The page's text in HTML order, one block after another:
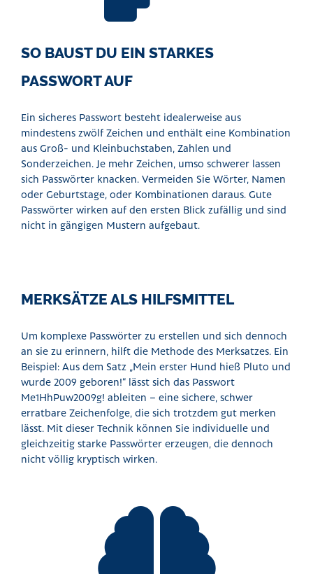
SO BAUST DU EIN STARKES
PASSWORT AUF
Ein sicheres Passwort besteht idealerweise aus
mindestens zwölf Zeichen und enthält eine Kombination
aus Groß- und Kleinbuchstaben, Zahlen und
Sonderzeichen. Je mehr Zeichen, umso schwerer lassen
sich Passwörter knacken. Vermeiden Sie Wörter, Namen
oder Geburtstage, oder Kombinationen daraus. Gute
Passwörter wirken auf den ersten Blick zufällig und sind
nicht in gängigen Mustern aufgebaut.
MERKSÄTZE ALS HILFSMITTEL
Um komplexe Passwörter zu erstellen und sich dennoch
an sie zu erinnern, hilft die Methode des Merksatzes. Ein
Beispiel: Aus dem Satz „Mein erster Hund hieß Pluto und
wurde 2009 geboren!“ lässt sich das Passwort
Me1HhPuw2009g! ableiten – eine sichere, schwer
erratbare Zeichenfolge, die sich trotzdem gut merken
lässt. Mit dieser Technik können Sie individuelle und
gleichzeitig starke Passwörter erzeugen, die dennoch
nicht völlig kryptisch wirken.